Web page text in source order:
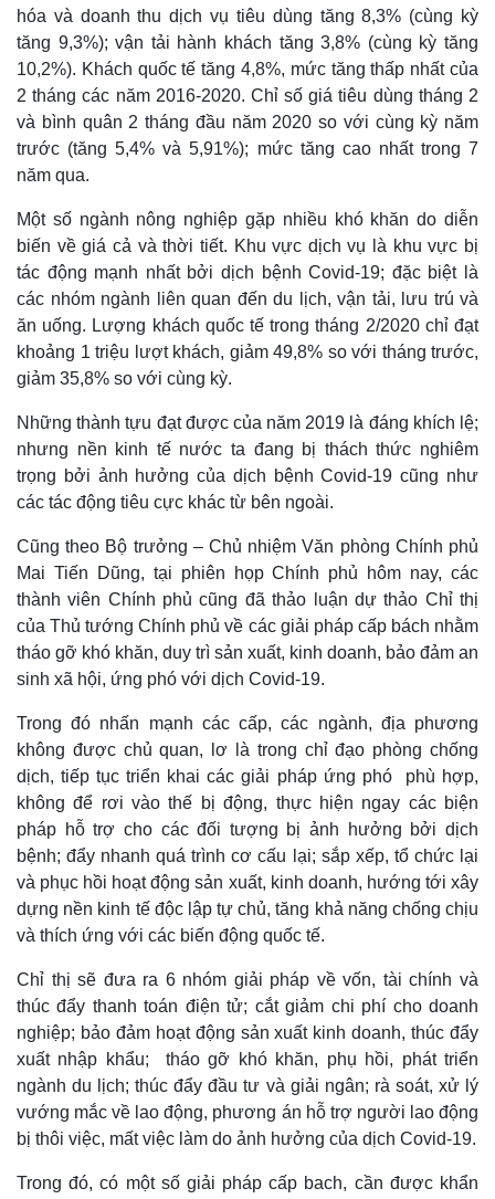
Kinh tế
Bất động sản
Khởi nghiệp
Thị trường
Giá vàng
Tiêu dùng
Tỷ giá
Chứng khoán
Giá cà phê
hóa và doanh thu dịch vụ tiêu dùng tăng 8,3% (cùng kỳ
tăng 9,3%); vận tải hành khách tăng 3,8% (cùng kỳ tăng
10,2%). Khách quốc tế tăng 4,8%, mức tăng thấp nhất của
2 tháng các năm 2016-2020. Chỉ số giá tiêu dùng tháng 2
và bình quân 2 tháng đầu năm 2020 so với cùng kỳ năm
trước (tăng 5,4% và 5,91%); mức tăng cao nhất trong 7
năm qua.
Một số ngành nông nghiệp gặp nhiều khó khăn do diễn
biến về giá cả và thời tiết. Khu vực dịch vụ là khu vực bị
tác động mạnh nhất bởi dịch bệnh Covid-19; đặc biệt là
các nhóm ngành liên quan đến du lịch, vận tải, lưu trú và
ăn uống. Lượng khách quốc tế trong tháng 2/2020 chỉ đạt
khoảng 1 triệu lượt khách, giảm 49,8% so với tháng trước,
giảm 35,8% so với cùng kỳ.
Những thành tựu đạt được của năm 2019 là đáng khích lệ;
nhưng nền kinh tế nước ta đang bị thách thức nghiêm
trọng bởi ảnh hưởng của dịch bệnh Covid-19 cũng như
các tác động tiêu cực khác từ bên ngoài.
Cũng theo Bộ trưởng – Chủ nhiệm Văn phòng Chính phủ
Mai Tiến Dũng, tại phiên họp Chính phủ hôm nay, các
thành viên Chính phủ cũng đã thảo luận dự thảo Chỉ thị
của Thủ tướng Chính phủ về các giải pháp cấp bách nhằm
tháo gỡ khó khăn, duy trì sản xuất, kinh doanh, bảo đảm an
sinh xã hội, ứng phó với dịch Covid-19.
Trong đó nhấn mạnh các cấp, các ngành, địa phương
không được chủ quan, lơ là trong chỉ đạo phòng chống
dịch, tiếp tục triển khai các giải pháp ứng phó phù hợp,
không để rơi vào thế bị động, thực hiện ngay các biện
pháp hỗ trợ cho các đối tượng bị ảnh hưởng bởi dịch
bệnh; đẩy nhanh quá trình cơ cấu lại; sắp xếp, tổ chức lại
và phục hồi hoạt động sản xuất, kinh doanh, hướng tới xây
dựng nền kinh tế độc lập tự chủ, tăng khả năng chống chịu
và thích ứng với các biến động quốc tế.
Chỉ thị sẽ đưa ra 6 nhóm giải pháp về vốn, tài chính và
thúc đẩy thanh toán điện tử; cắt giảm chi phí cho doanh
nghiệp; bảo đảm hoạt động sản xuất kinh doanh, thúc đẩy
xuất nhập khẩu; tháo gỡ khó khăn, phụ hồi, phát triển
ngành du lịch; thúc đẩy đầu tư và giải ngân; rà soát, xử lý
vướng mắc về lao động, phương án hỗ trợ người lao động
bị thôi việc, mất việc làm do ảnh hưởng của dịch Covid-19.
Trong đó, có một số giải pháp cấp bach, cần được khẩn